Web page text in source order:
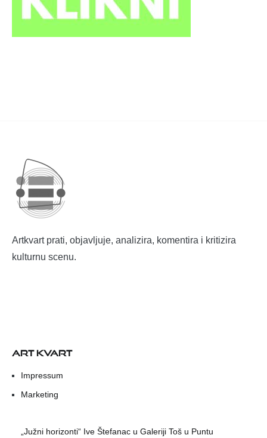
Artkvart prati, objavljuje, analizira, komentira i kritizira
kulturnu scenu.
ART KVART
Impressum
Marketing
„Južni horizonti“ Ive Štefanac u Galeriji Toš u Puntu